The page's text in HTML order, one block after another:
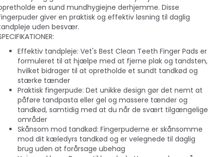
en sund mundhygiejne derhjemme. Disse
giver en praktisk og effektiv løsning til daglig
uden besvær.
Effektiv tandpleje: Vet's Best Clean Teeth Finger Pads er
formuleret til at hjælpe med at fjerne plak og tandsten,
hvilket bidrager til at opretholde et sundt tandkød og
stærke tænder
Praktisk fingerpude: Det unikke design gør det nemt at
påføre tandpasta eller gel og massere tænder og
tandkød, samtidig med at du når de svært tilgængelige
områder
Skånsom mod tandkød: Fingerpuderne er skånsomme
mod dit kæledyrs tandkød og er velegnede til daglig
brug uden at forårsage ubehag